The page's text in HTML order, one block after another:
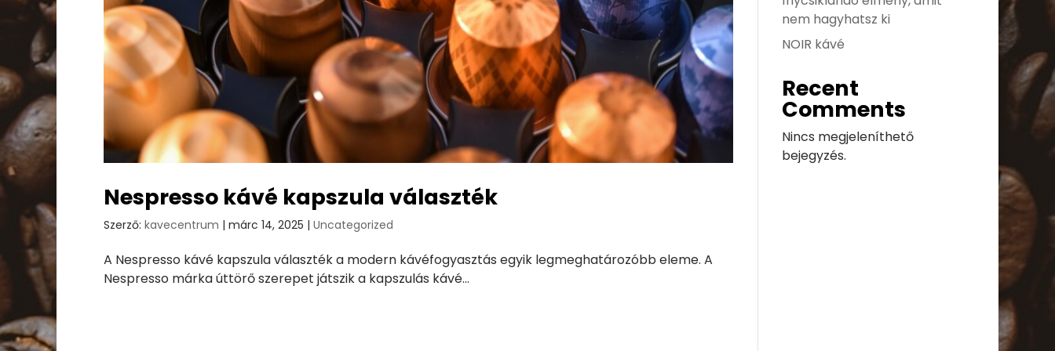
Nespresso kávé kapszula választék
Szerző: kavecentrum | márc 14, 2025 | Uncategorized
A Nespresso kávé kapszula választék a modern kávéfogyasztás egyik legmeghatározóbb eleme. A
Nespresso márka úttörő szerepet játszik a kapszulás kávé...
nem hagyhatsz ki
NOIR kávé
Recent
Comments
Nincs megjeleníthető
bejegyzés.